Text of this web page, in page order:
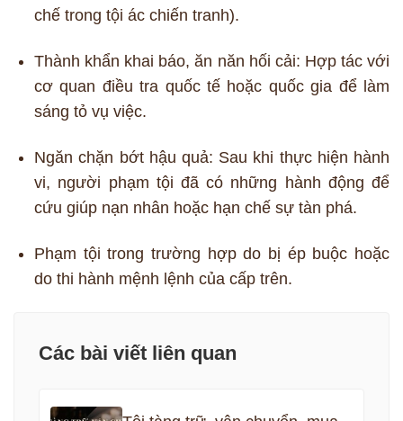
chế trong tội ác chiến tranh).
Thành khẩn khai báo, ăn năn hối cải: Hợp tác với
cơ quan điều tra quốc tế hoặc quốc gia để làm
sáng tỏ vụ việc.
Ngăn chặn bớt hậu quả: Sau khi thực hiện hành
vi, người phạm tội đã có những hành động để
cứu giúp nạn nhân hoặc hạn chế sự tàn phá.
Phạm tội trong trường hợp do bị ép buộc hoặc
do thi hành mệnh lệnh của cấp trên.
Các bài viết liên quan